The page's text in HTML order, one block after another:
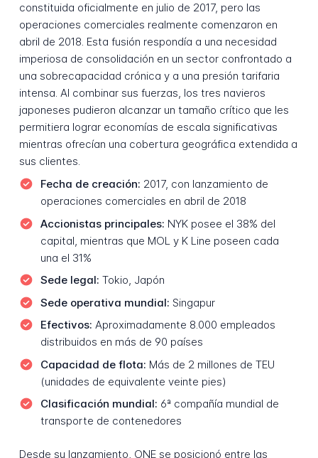
constituida oficialmente en julio de 2017, pero las
operaciones comerciales realmente comenzaron en
abril de 2018. Esta fusión respondía a una necesidad
imperiosa de consolidación en un sector confrontado a
una sobrecapacidad crónica y a una presión tarifaria
intensa. Al combinar sus fuerzas, los tres navieros
japoneses pudieron alcanzar un tamaño crítico que les
permitiera lograr economías de escala significativas
mientras ofrecían una cobertura geográfica extendida a
sus clientes.
Fecha de creación: 2017, con lanzamiento de
operaciones comerciales en abril de 2018
Accionistas principales: NYK posee el 38% del
capital, mientras que MOL y K Line poseen cada
una el 31%
Sede legal: Tokio, Japón
Sede operativa mundial: Singapur
Efectivos: Aproximadamente 8.000 empleados
distribuidos en más de 90 países
Capacidad de flota: Más de 2 millones de TEU
(unidades de equivalente veinte pies)
Clasificación mundial: 6ª compañía mundial de
transporte de contenedores
Desde su lanzamiento, ONE se posicionó entre las